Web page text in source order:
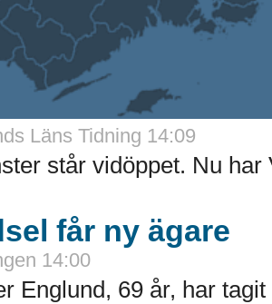
Läns Tidning 14:09
står vidöppet. Nu
får ny ägare
14:00
Englund, 69 år, har